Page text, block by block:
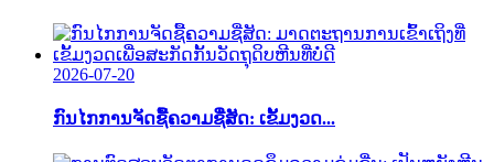
2026-07-20
ກົນໄກການຈັດຊື້ຄວາມຊື່ສັດ: ເຂັ້ມງວດ...